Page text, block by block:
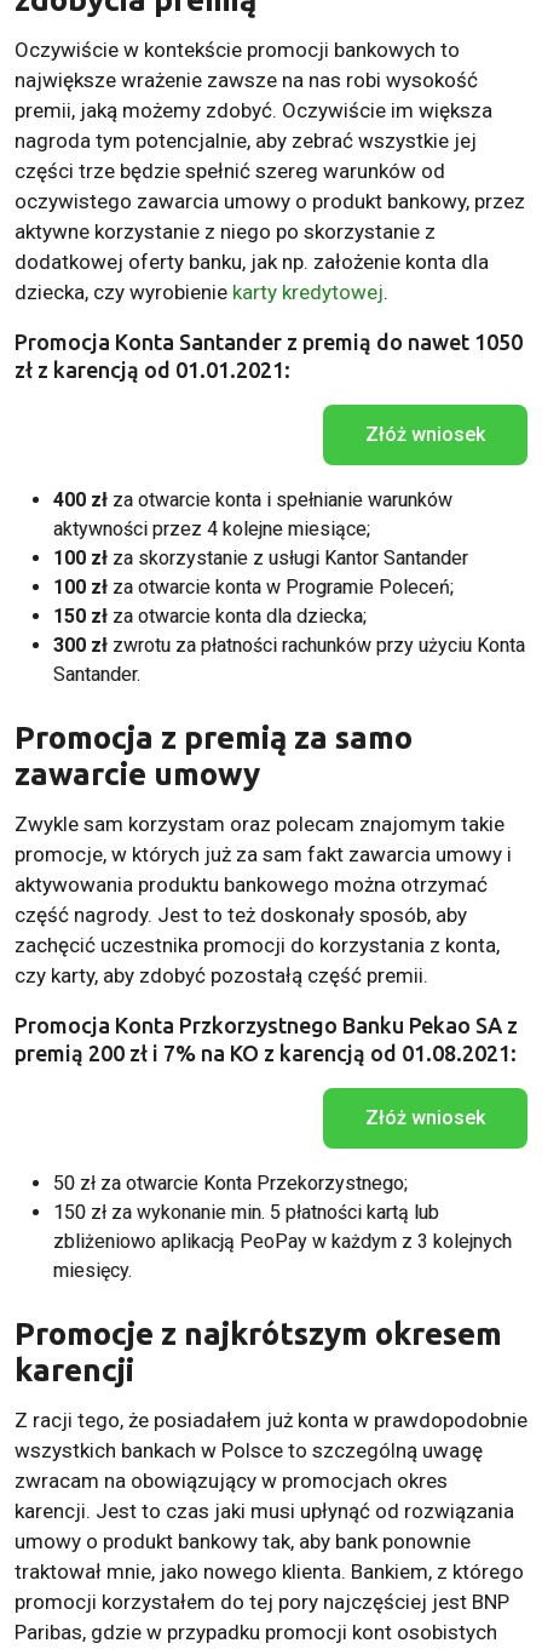
Oczywiście w kontekście promocji bankowych to
największe wrażenie zawsze na nas robi wysokość
premii, jaką możemy zdobyć. Oczywiście im większa
nagroda tym potencjalnie, aby zebrać wszystkie jej
części trze będzie spełnić szereg warunków od
oczywistego zawarcia umowy o produkt bankowy, przez
aktywne korzystanie z niego po skorzystanie z
dodatkowej oferty banku, jak np. założenie konta dla
dziecka, czy wyrobienie karty kredytowej.
Promocja Konta Santander z premią do nawet 1050
zł z karencją od 01.01.2021:
Złóż wniosek
400 zł za otwarcie konta i spełnianie warunków
aktywności przez 4 kolejne miesiące;
100 zł za skorzystanie z usługi Kantor Santander
100 zł za otwarcie konta w Programie Poleceń;
150 zł za otwarcie konta dla dziecka;
300 zł zwrotu za płatności rachunków przy użyciu Konta
Santander.
Promocja z premią za samo
zawarcie umowy
Zwykle sam korzystam oraz polecam znajomym takie
promocje, w których już za sam fakt zawarcia umowy i
aktywowania produktu bankowego można otrzymać
część nagrody. Jest to też doskonały sposób, aby
zachęcić uczestnika promocji do korzystania z konta,
czy karty, aby zdobyć pozostałą część premii.
Promocja Konta Przkorzystnego Banku Pekao SA z
premią 200 zł i 7% na KO z karencją od 01.08.2021:
Złóż wniosek
50 zł za otwarcie Konta Przekorzystnego;
150 zł za wykonanie min. 5 płatności kartą lub
zbliżeniowo aplikacją PeoPay w każdym z 3 kolejnych
miesięcy.
Promocje z najkrótszym okresem
karencji
Z racji tego, że posiadałem już konta w prawdopodobnie
wszystkich bankach w Polsce to szczególną uwagę
zwracam na obowiązujący w promocjach okres
karencji. Jest to czas jaki musi upłynąć od rozwiązania
umowy o produkt bankowy tak, aby bank ponownie
traktował mnie, jako nowego klienta. Bankiem, z którego
promocji korzystałem do tej pory najczęściej jest BNP
Paribas, gdzie w przypadku promocji kont osobistych